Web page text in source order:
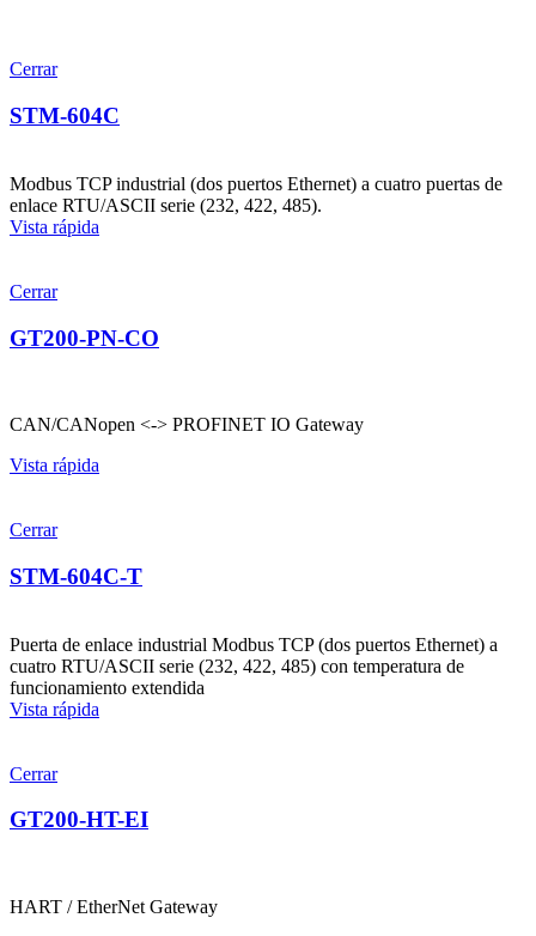
Cerrar
STM-604C
Modbus TCP industrial (dos puertos Ethernet) a cuatro puertas de
enlace RTU/ASCII serie (232, 422, 485).
Vista rápida
Cerrar
GT200-PN-CO
CAN/CANopen <-> PROFINET IO Gateway
Vista rápida
Cerrar
STM-604C-T
Puerta de enlace industrial Modbus TCP (dos puertos Ethernet) a
cuatro RTU/ASCII serie (232, 422, 485) con temperatura de
funcionamiento extendida
Vista rápida
Cerrar
GT200-HT-EI
HART / EtherNet Gateway